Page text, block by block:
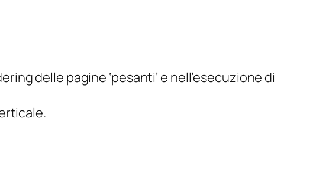
delle pagine ‘pesanti’ e nell’esecuzione di